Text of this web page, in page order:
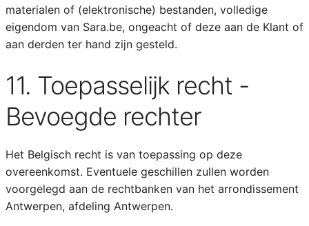
materialen of (elektronische) bestanden, volledige
eigendom van Sara.be, ongeacht of deze aan de Klant of
aan derden ter hand zijn gesteld.
11. Toepasselijk recht -
Bevoegde rechter
Het Belgisch recht is van toepassing op deze
overeenkomst. Eventuele geschillen zullen worden
voorgelegd aan de rechtbanken van het arrondissement
Antwerpen, afdeling Antwerpen.